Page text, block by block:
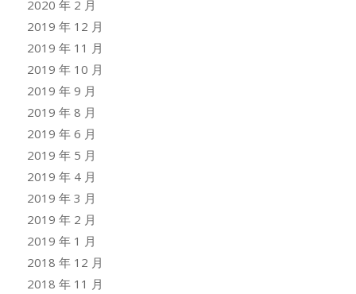
2020 年 2 月
2019 年 12 月
2019 年 11 月
2019 年 10 月
2019 年 9 月
2019 年 8 月
2019 年 6 月
2019 年 5 月
2019 年 4 月
2019 年 3 月
2019 年 2 月
2019 年 1 月
2018 年 12 月
2018 年 11 月